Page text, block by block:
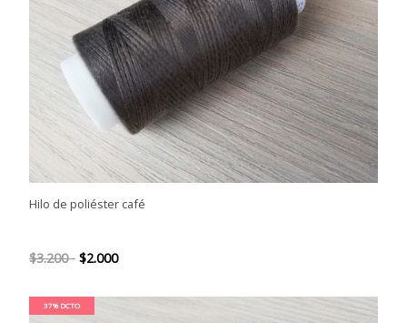
Hilo de poliéster café
$3.200 $2.000
37% DCTO